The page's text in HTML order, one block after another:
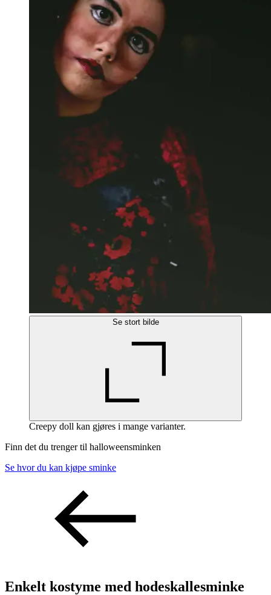
Se stort bilde
Creepy doll kan gjøres i mange varianter.
Finn det du trenger til halloweensminken
Se hvor du kan kjøpe sminke
Enkelt kostyme med hodeskallesminke